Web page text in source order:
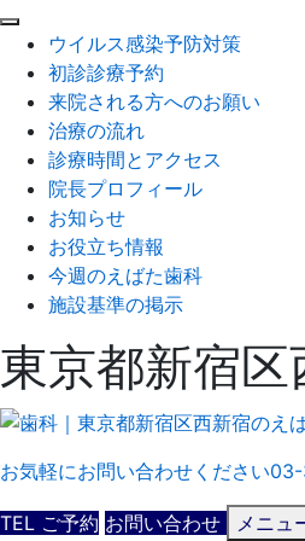
ウイルス感染予防対策
初診診療予約
来院される方へのお願い
治療の流れ
診療時間とアクセス
院長プロフィール
お知らせ
お役立ち情報
今週のえばた歯科
施設基準の掲示
東京都新宿
お気軽にお問い合わせください
TEL ご予約 お問い合わせ メニュ